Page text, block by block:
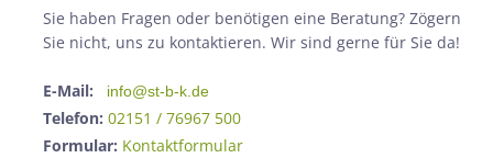
Sie haben Fragen oder benötigen eine Beratung? Zögern
Sie nicht, uns zu kontaktieren. Wir sind gerne für Sie da!
E-Mail: info@st-b-k.de
Telefon: 02151 / 76967 500
Formular: Kontaktformular